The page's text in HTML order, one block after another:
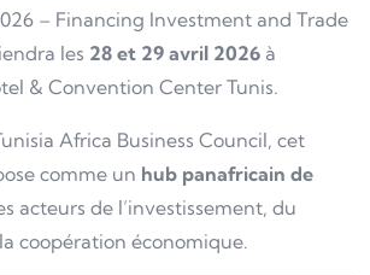
– Financing Investment and Trade
les 28 et 29 avril 2026 à
& Convention Center Tunis.
Africa Business Council, cet
comme un hub panafricain de
acteurs de l’investissement, du
coopération économique.